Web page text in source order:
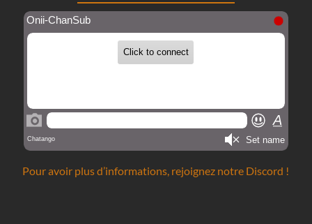
Pour avoir plus d’informations, rejoignez notre Discord !